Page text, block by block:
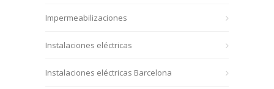
Impermeabilizaciones
Instalaciones eléctricas
Instalaciones eléctricas Barcelona